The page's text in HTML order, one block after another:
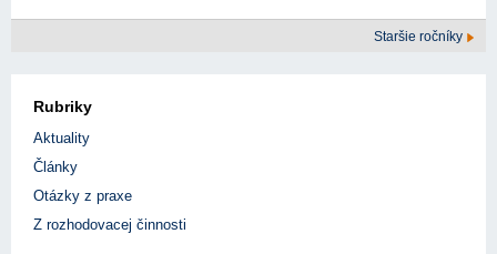
Staršie ročníky
Rubriky
Aktuality
Články
Otázky z praxe
Z rozhodovacej činnosti